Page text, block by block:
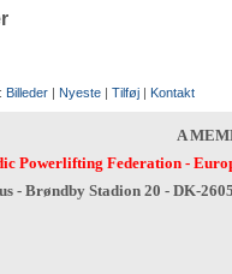
Billeder | Nyeste | Tilføj | Kontakt
A
Powerlifting Federation-
- Brøndby Stadion 20 - DK-